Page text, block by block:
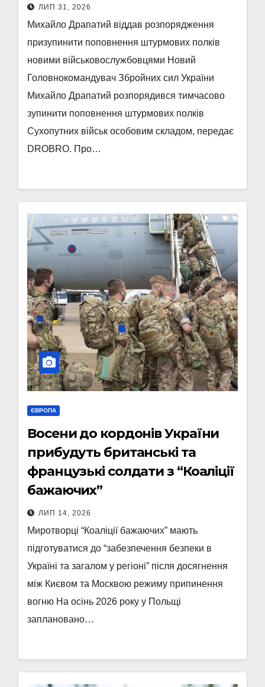
ЛИП 31, 2026
Михайло Драпатий віддав розпорядження
призупинити поповнення штурмових полків
новими військовослужбовцями Новий
Головнокомандувач Збройних сил України
Михайло Драпатий розпорядився тимчасово
зупинити поповнення штурмових полків
Сухопутних військ особовим складом, передає
DROBRO. Про…
ЄВРОПА
Восени до кордонів України
прибудуть британські та
французькі солдати з “Коаліції
бажаючих”
ЛИП 14, 2026
Миротворці “Коаліції бажаючих” мають
підготуватися до “забезпечення безпеки в
Україні та загалом у регіоні” після досягнення
між Києвом та Москвою режиму припинення
вогню На осінь 2026 року у Польщі
заплановано…